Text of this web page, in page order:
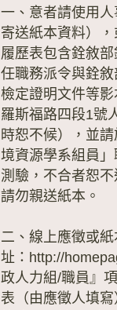
一、意者請使用
寄送紙本資料）
履歷表包含銓敘
任職務派令與銓
檢定證明文件等
羅斯福路四段1號
時恕不候），並
境資源學系組員
測驗，不合者恕
請勿親送紙本。
二、線上應徵或
址：http://
政人力組/職員』
表（由應徵人填